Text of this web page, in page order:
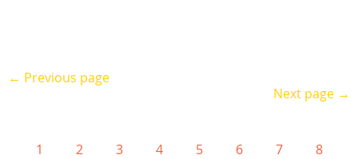
← Previous page
Next page →
1 2 3 4 5 6 7
8